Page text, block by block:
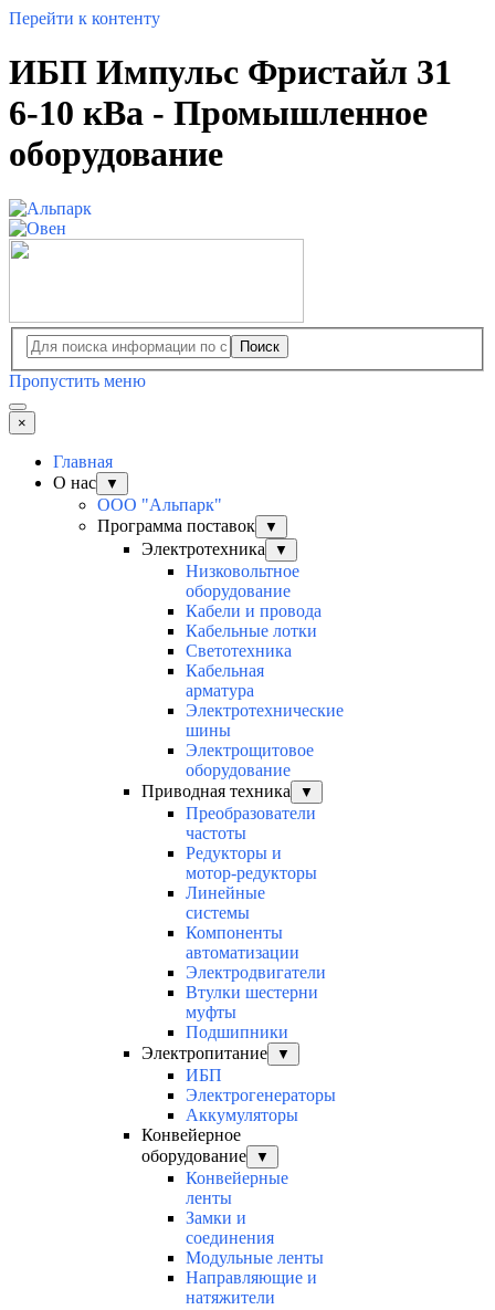
Перейти к контенту
ИБП Импульс Фристайл 31
6-10 кВа - Промышленное
оборудование
Поиск
Пропустить меню
×
Главная
О нас
▼
ООО "Альпарк"
Программа поставок
▼
Электротехника ▼
Низковольтное
оборудование
Кабели и провода
Кабельные лотки
Светотехника
Кабельная
арматура
Электротехнические
шины
Электрощитовое
оборудование
Приводная техника
▼
Преобразователи
частоты
Редукторы и
мотор-редукторы
Линейные
системы
Компоненты
автоматизации
Электродвигатели
Втулки шестерни
муфты
Подшипники
Электропитание
▼
ИБП
Электрогенераторы
Аккумуляторы
Конвейерное
оборудование
▼
Конвейерные
ленты
Замки и
соединения
Модульные ленты
Направляющие и
натяжители